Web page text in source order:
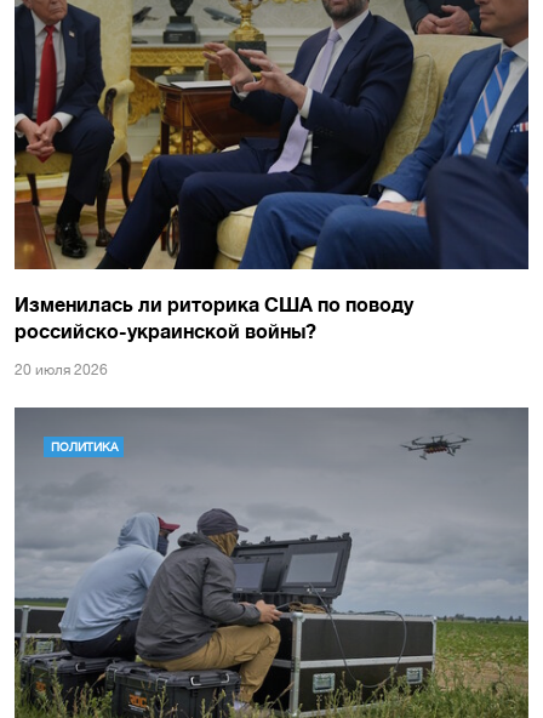
Изменилась ли риторика США по поводу
российско-украинской войны?
20 июля 2026
ПОЛИТИКА